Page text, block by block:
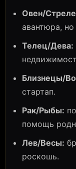
Овен/
авантюра, но
Телец/Дева:
Близнецы/
стартап.
Рак/Рыбы:
помощь
Лев/Весы:
роскошь.